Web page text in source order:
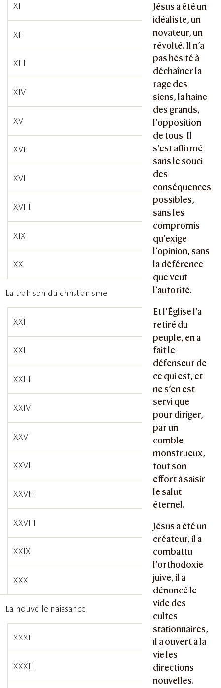
Jésus a été un
idéaliste, un
novateur, un
révolté. Il n’a
pas hésité à
déchaîner la
rage des
siens, la haine
des grands,
l’opposition
de tous. Il
s’est affirmé
sans le souci
des
conséquences
possibles,
sans les
compromis
qu’exige
l’opinion, sans
la déférence
que veut
l’autorité.
Et l’Église l’a
retiré du
peuple, en a
fait le
défenseur de
ce qui est, et
ne s’en est
servi que
pour diriger,
par un
comble
monstrueux,
tout son
effort à saisir
le salut
éternel.
Jésus a été un
créateur, il a
combattu
l’orthodoxie
juive, il a
dénoncé le
vide des
cultes
stationnaires,
il a ouvert à la
vie les
directions
nouvelles.
XI
XII
XIII
XIV
XV
XVI
XVII
XVIII
XIX
XX
La trahison du christianisme
XXI
XXII
XXIII
XXIV
XXV
XXVI
XXVII
XXVIII
XXIX
XXX
La nouvelle naissance
XXXI
XXXII